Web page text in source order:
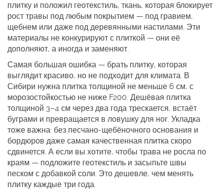
плитку и положил геотекстиль, ткань, которая блокирует
рост травы под любым покрытием — под гравием,
щебнем или даже под деревянными настилами. Эти
материалы не конкурируют с плиткой — они её
дополняют, а иногда и заменяют.
Самая большая ошибка — брать плитку, которая
выглядит красиво, но не подходит для климата. В
Сибири нужна плитка толщиной не меньше 6 см, с
морозостойкостью не ниже F200. Дешёвая плитка
толщиной 3–4 см через два года трескается, встаёт
буграми и превращается в ловушку для ног. Укладка
тоже важна: без песчано-щебёночного основания и
бордюров даже самая качественная плитка скоро
сдвинется. А если вы хотите, чтобы трава не росла по
краям — подложите геотекстиль и засыпьте швы
песком с добавкой соли. Это дешевле, чем менять
плитку каждые три года.